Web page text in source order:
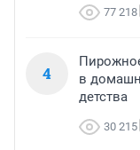
77 218
4
в
детства
30 215